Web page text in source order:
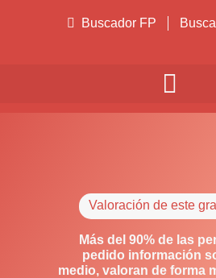
Buscador FP
Valoración de este
Más del 90% de las
pedido información
medio, valoran de forma